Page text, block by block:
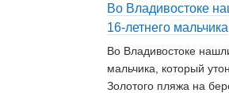
Во Владивостоке
16-летнего мальчика
Во Владивостоке
мальчика, который
Золотого пляжа на